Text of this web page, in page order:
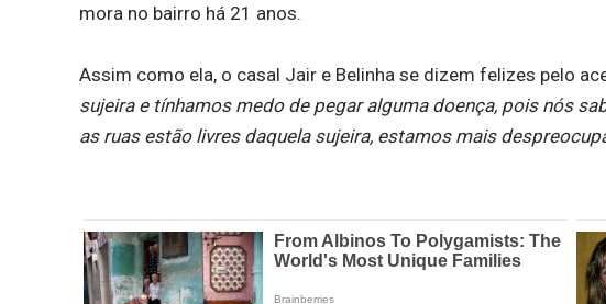
mora no bairro há 21 anos.
Assim como ela, o casal Jair e Belinha se dizem felizes pelo
sujeira e tínhamos medo de pegar alguma doença, pois nós
as ruas estão livres daquela sujeira, estamos mais